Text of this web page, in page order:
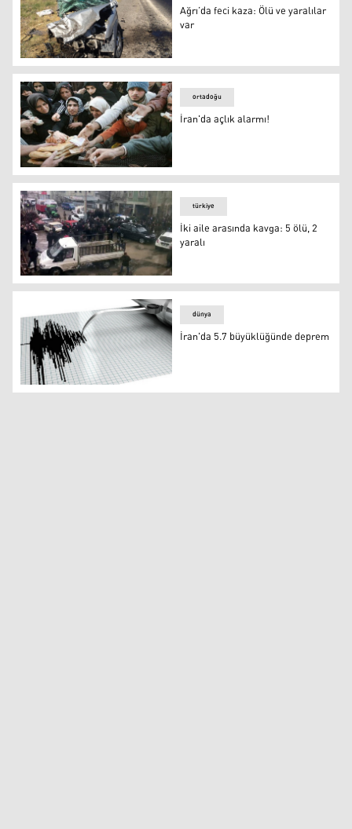
Ağrı’da feci kaza: Ölü ve yaralılar var
Ağrı’da feci kaza: Ölü ve yaralılar
var
İran'da açlık alarmı!
ortadoğu
İran'da açlık alarmı!
İki aile arasında kavga: 5 ölü, 2 yaralı
türkiye
İki aile arasında kavga: 5 ölü, 2
yaralı
İran'da 5.7 büyüklüğünde deprem
dünya
İran'da 5.7 büyüklüğünde deprem